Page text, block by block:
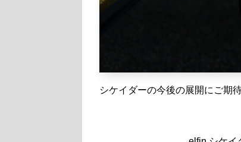
シケイダーの今後の展開にご期